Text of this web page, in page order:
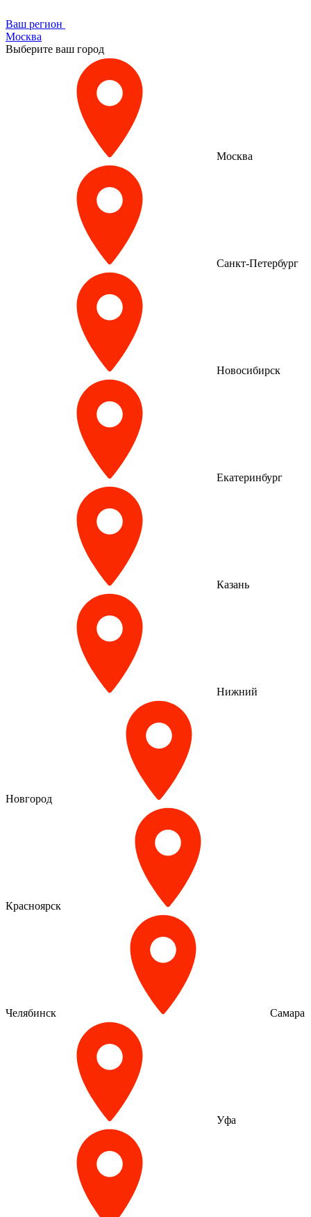
Ваш регион
Москва
Выберите ваш город
Москва
Санкт-Петербург
Новосибирск
Екатеринбург
Казань
Нижний
Новгород
Красноярск
Челябинск Самара
Уфа